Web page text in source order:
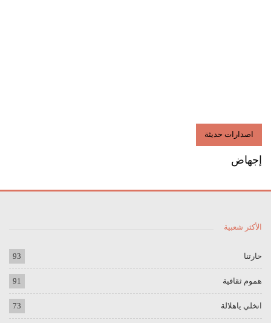
اصدارات حديثة
إجهاض
الأكثر شعبية
حارتنا 93
هموم ثقافية 91
انخلي ياهلالة 73